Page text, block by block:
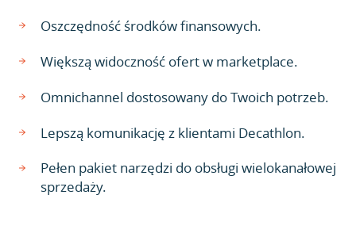
Oszczędność środków finansowych.
Większą widoczność ofert w marketplace.
Omnichannel dostosowany do Twoich potrzeb.
Lepszą komunikację z klientami Decathlon.
Pełen pakiet narzędzi do obsługi wielokanałowej
sprzedaży.